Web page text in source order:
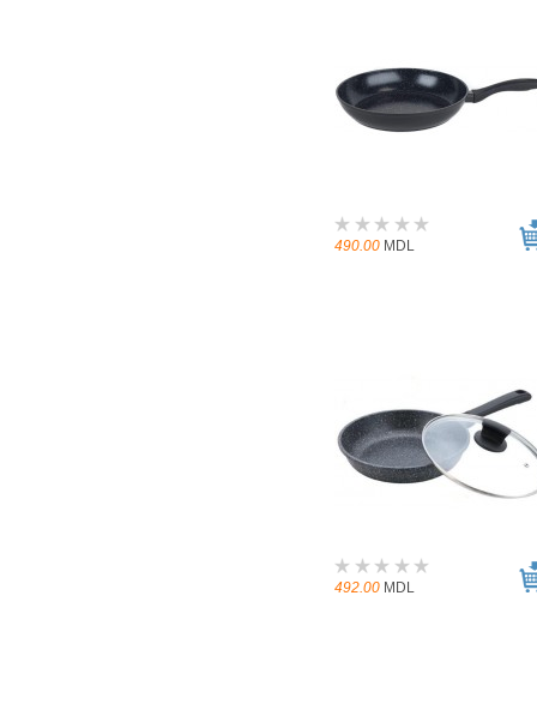
490.00 MDL
492.00 MDL